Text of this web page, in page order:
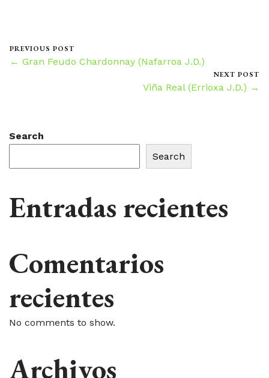
PREVIOUS POST
← Gran Feudo Chardonnay (Nafarroa J.D.)
NEXT POST
Viña Real (Errioxa J.D.) →
Search
Search
Entradas recientes
Comentarios
recientes
No comments to show.
Archivos